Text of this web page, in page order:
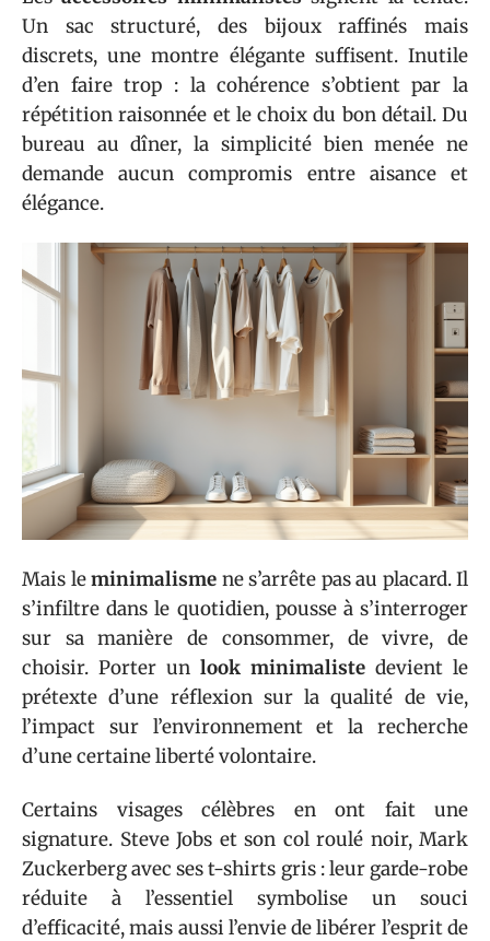
Un sac structuré, des bijoux raffinés mais
discrets, une montre élégante suffisent. Inutile
d’en faire trop : la cohérence s’obtient par la
répétition raisonnée et le choix du bon détail. Du
bureau au dîner, la simplicité bien menée ne
demande aucun compromis entre aisance et
élégance.
Mais leminimalisme ne s’arrête pas au placard. Il
s’infiltre dans le quotidien, pousse à s’interroger
sur sa manière de consommer, de vivre, de
choisir. Porter un look minimaliste devient le
prétexte d’une réflexion sur la qualité de vie,
l’impact sur l’environnement et la recherche
d’une certaine liberté volontaire.
Certains visages célèbres en ont fait une
signature. Steve Jobs et son col roulé noir, Mark
Zuckerberg avec ses t-shirts gris : leur garde-robe
réduite à l’essentiel symbolise un souci
d’efficacité, mais aussi l’envie de libérer l’esprit de